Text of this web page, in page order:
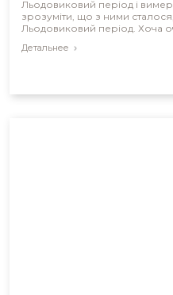
Льодовиковий період і
зрозуміти, що з ними
Льодовиковий період. Хоча
намагаються пояснити його
Детальнее